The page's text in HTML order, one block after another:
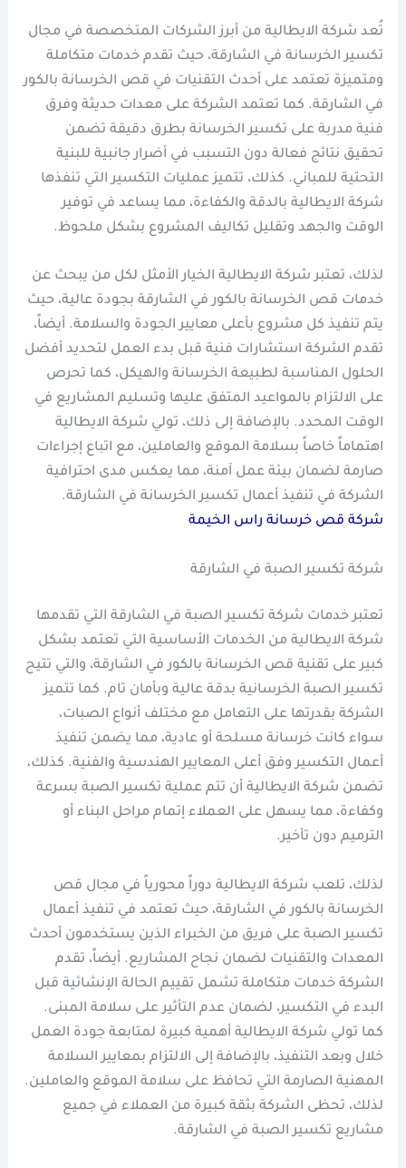
تُعد شركة الايطالية من أبرز الشركات المتخصصة في مجال
تكسير الخرسانة في الشارقة، حيث تقدم خدمات متكاملة
ومتميزة تعتمد على أحدث التقنيات في قص الخرسانة بالكور
في الشارقة. كما تعتمد الشركة على معدات حديثة وفرق
فنية مدربة على تكسير الخرسانة بطرق دقيقة تضمن
تحقيق نتائج فعالة دون التسبب في أضرار جانبية للبنية
التحتية للمباني. كذلك، تتميز عمليات التكسير التي تنفذها
شركة الايطالية بالدقة والكفاءة، مما يساعد في توفير
الوقت والجهد وتقليل تكاليف المشروع بشكل ملحوظ.
لذلك، تعتبر شركة الايطالية الخيار الأمثل لكل من يبحث عن
خدمات قص الخرسانة بالكور في الشارقة بجودة عالية، حيث
يتم تنفيذ كل مشروع بأعلى معايير الجودة والسلامة. أيضاً،
تقدم الشركة استشارات فنية قبل بدء العمل لتحديد أفضل
الحلول المناسبة لطبيعة الخرسانة والهيكل، كما تحرص
على الالتزام بالمواعيد المتفق عليها وتسليم المشاريع في
الوقت المحدد. بالإضافة إلى ذلك، تولي شركة الايطالية
اهتماماً خاصاً بسلامة الموقع والعاملين، مع اتباع إجراءات
صارمة لضمان بيئة عمل آمنة، مما يعكس مدى احترافية
الشركة في تنفيذ أعمال تكسير الخرسانة في الشارقة.
شركة قص خرسانة راس الخيمة
شركة تكسير الصبة في الشارقة
تعتبر خدمات شركة تكسير الصبة في الشارقة التي تقدمها
شركة الايطالية من الخدمات الأساسية التي تعتمد بشكل
كبير على تقنية قص الخرسانة بالكور في الشارقة، والتي تتيح
تكسير الصبة الخرسانية بدقة عالية وبأمان تام. كما تتميز
الشركة بقدرتها على التعامل مع مختلف أنواع الصبات،
سواء كانت خرسانة مسلحة أو عادية، مما يضمن تنفيذ
أعمال التكسير وفق أعلى المعايير الهندسية والفنية. كذلك،
تضمن شركة الايطالية أن تتم عملية تكسير الصبة بسرعة
وكفاءة، مما يسهل على العملاء إتمام مراحل البناء أو
الترميم دون تأخير.
لذلك، تلعب شركة الايطالية دوراً محورياً في مجال قص
الخرسانة بالكور في الشارقة، حيث تعتمد في تنفيذ أعمال
تكسير الصبة على فريق من الخبراء الذين يستخدمون أحدث
المعدات والتقنيات لضمان نجاح المشاريع. أيضاً، تقدم
الشركة خدمات متكاملة تشمل تقييم الحالة الإنشائية قبل
البدء في التكسير، لضمان عدم التأثير على سلامة المبنى.
كما تولي شركة الايطالية أهمية كبيرة لمتابعة جودة العمل
خلال وبعد التنفيذ، بالإضافة إلى الالتزام بمعايير السلامة
المهنية الصارمة التي تحافظ على سلامة الموقع والعاملين.
لذلك، تحظى الشركة بثقة كبيرة من العملاء في جميع
مشاريع تكسير الصبة في الشارقة.